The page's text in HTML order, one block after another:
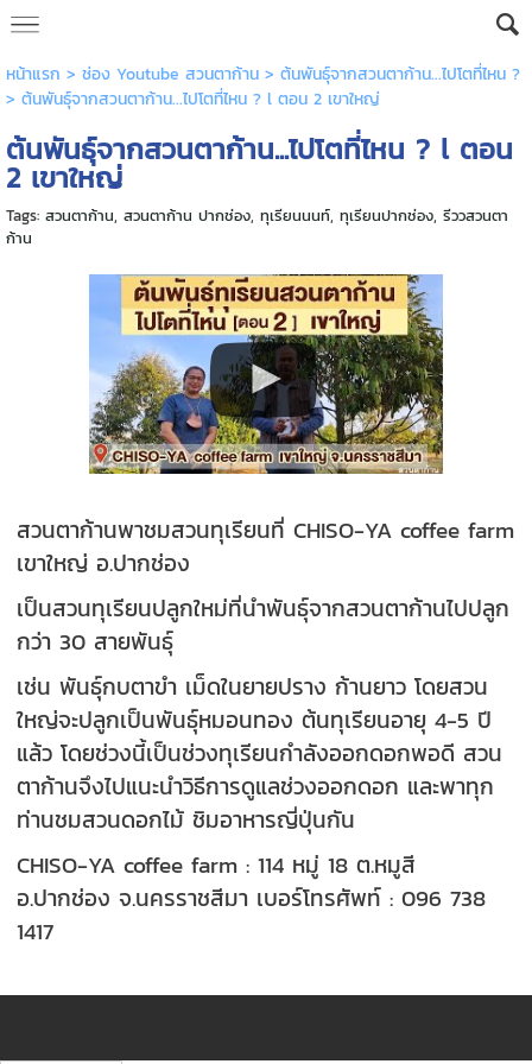
หน้าแรก > ช่อง Youtube สวนตาก้าน> ต้นพันธุ์จากสวนตาก้าน...ไปโตที่ไหน ?
> ต้นพันธุ์จากสวนตาก้าน...ไปโตที่ไหน ? l ตอน 2 เขาใหญ่
ต้นพันธุ์จากสวนตาก้าน...ไปโตที่ไหน ? l ตอน
2 เขาใหญ่
Tags: สวนตาก้าน, สวนตาก้าน ปากช่อง, ทุเรียนนนท์, ทุเรียนปากช่อง, รีววสวนตา
ก้าน
สวนตาก้านพาชมสวนทุเรียนที่ CHISO-YA coffee farm
เขาใหญ่ อ.ปากช่อง
เป็นสวนทุเรียนปลูกใหม่ที่นำพันธุ์จากสวนตาก้านไปปลูก
กว่า 30 สายพันธุ์
เช่น พันธุ์กบตาขำ เม็ดในยายปราง ก้านยาว โดยสวน
ใหญ่จะปลูกเป็นพันธุ์หมอนทอง ต้นทุเรียนอายุ 4-5 ปี
แล้ว โดยช่วงนี้เป็นช่วงทุเรียนกำลังออกดอกพอดี สวน
ตาก้านจึงไปแนะนำวิธีการดูแลช่วงออกดอก และพาทุก
ท่านชมสวนดอกไม้ ชิมอาหารญี่ปุ่นกัน
CHISO-YA coffee farm : 114 หมู่ 18 ต.หมูสี
อ.ปากช่อง จ.นครราชสีมา เบอร์โทรศัพท์ : 096 738
1417